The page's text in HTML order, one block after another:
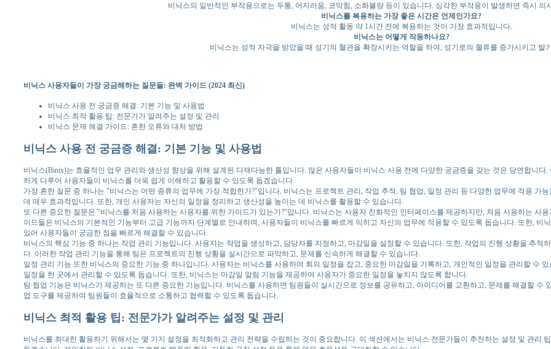
비닉스의 일반적인 부작용으로는 두통, 어지러움, 코막힘, 소화불량 등이 있습니다. 심각한 부작용이 발생하면 즉시 의
비닉스를 복용하는 가장 좋은 시간은 언제인가요?
비닉스는 성적 활동 약 1시간 전에 복용하는 것이 가장 효과적입니다.
비닉스는 어떻게 작동하나요?
비닉스는 성적 자극을 받았을 때 성기의 혈관을 확장시키는 역할을 하여, 성기로의 혈류를 증가시키고 발
비닉스 사용자들이 가장 궁금해하는 질문들: 완벽 가이드 (2024 최신)
비닉스 사용 전 궁금증 해결: 기본 기능 및 사용법
비닉스 최적 활용 팁: 전문가가 알려주는 설정 및 관리
비닉스 문제 해결 가이드: 흔한 오류와 대처 방법
비닉스 사용 전 궁금증 해결: 기본 기능 및 사용법
비닉스(Binix)는 효율적인 업무 관리와 생산성 향상을 위해 설계된 다재다능한 툴입니다. 많은 사용자들이 비닉스 사용 전에 다양한 궁금증을 갖는 것은 당연합니
하게 다루어 사용자들이 비닉스를 더욱 쉽게 이해하고 활용할 수 있도록 돕겠습니다.
가장 흔한 질문 중 하나는 "비닉스는 어떤 종류의 업무에 가장 적합한가?"입니다. 비닉스는 프로젝트 관리, 작업 추적, 팀 협업, 일정 관리 등 다양한 업무에 적용 가
데 매우 효과적입니다. 또한, 개인 사용자는 자신의 일정을 정리하고 생산성을 높이는 데 비닉스를 활용할 수 있습니다.
또 다른 중요한 질문은 "비닉스를 처음 사용하는 사용자를 위한 가이드가 있는가?"입니다. 비닉스는 사용자 친화적인 인터페이스를 제공하지만, 처음 사용하는 사
이드들은 비닉스의 기본적인 기능부터 고급 기능까지 단계별로 안내하며, 사용자들이 비닉스를 빠르게 익히고 자신의 업무에 적용할 수 있도록 돕습니다. 또한, 비
있어 사용자들이 궁금한 점을 빠르게 해결할 수 있습니다.
비닉스의 핵심 기능 중 하나는 작업 관리 기능입니다. 사용자는 작업을 생성하고, 담당자를 지정하고, 마감일을 설정할 수 있습니다. 또한, 작업의 진행 상황을 추적
다. 이러한 작업 관리 기능을 통해 팀은 프로젝트의 진행 상황을 실시간으로 파악하고, 문제를 신속하게 해결할 수 있습니다.
일정 관리 기능 또한 비닉스의 중요한 기능 중 하나입니다. 사용자는 비닉스를 사용하여 회의 일정을 잡고, 중요한 마감일을 기록하고, 개인적인 일정을 관리할 수
일정을 한 곳에서 관리할 수 있도록 돕습니다. 또한, 비닉스는 마감일 알림 기능을 제공하여 사용자가 중요한 일정을 놓치지 않도록 합니다.
팀 협업 기능은 비닉스가 제공하는 또 다른 중요한 기능입니다. 비닉스를 사용하면 팀원들이 실시간으로 정보를 공유하고, 아이디어를 교환하고, 문제를 해결할 수
업 도구를 제공하여 팀원들이 효율적으로 소통하고 협력할 수 있도록 돕습니다.
비닉스 최적 활용 팁: 전문가가 알려주는 설정 및 관리
비닉스를 최대한 활용하기 위해서는 몇 가지 설정을 최적화하고 관리 전략을 수립하는 것이 중요합니다. 이 섹션에서는 비닉스 전문가들이 추천하는 설정 및 관리